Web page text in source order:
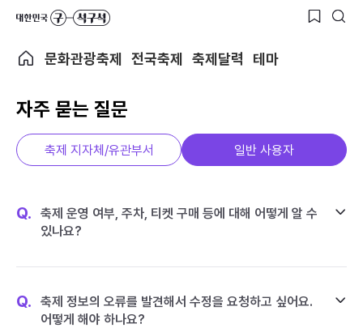
문화관광축제 전국축제 축제달력 테마
자주 묻는 질문
축제 지자체/유관부서 일반 사용자
Q.
축제 운영 여부, 주차, 티켓 구매 등에 대해 어떻게 알 수
있나요?
Q.
축제 정보의 오류를 발견해서 수정을 요청하고 싶어요.
어떻게 해야 하나요?